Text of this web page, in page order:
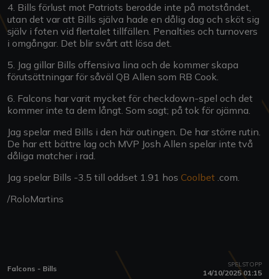
4. Bills förlust mot Patriots berodde inte på motståndet,
utan det var att Bills själva hade en dålig dag och sköt sig
själv i foten vid flertalet tillfällen. Penalties och turnovers
i omgångar. Det blir svårt att lösa det.
5. Jag gillar Bills offensiva lina och de kommer skapa
förutsättningar för såväl QB Allen som RB Cook.
6. Falcons har varit mycket för checkdown-spel och det
kommer inte ta dem långt. Som sagt; på tok för ojämna.
Jag spelar med Bills i den här outingen. De har större rutin.
De har ett bättre lag och MVP Josh Allen spelar inte två
dåliga matcher i rad.
Jag spelar Bills -3.5 till oddset 1.91 hos Coolbet .com.
/RoloMartins
Falcons - Bills SPELSTOPP
14/10/2025 01:15